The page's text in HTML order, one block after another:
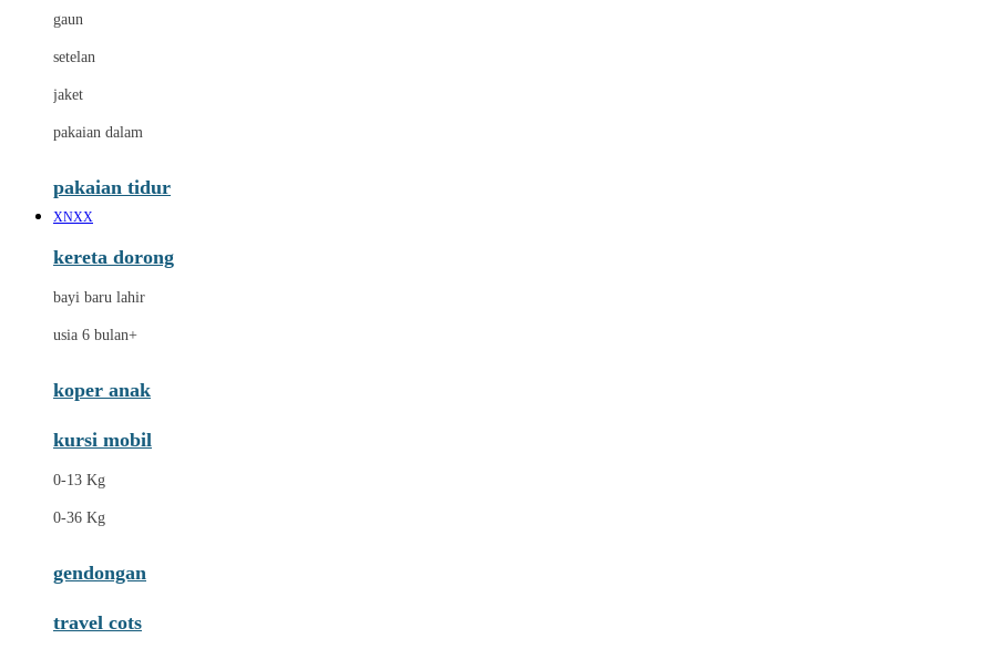
gaun
setelan
jaket
pakaian dalam
pakaian tidur
XNXX
kereta dorong
bayi baru lahir
usia 6 bulan+
koper anak
kursi mobil
0-13 Kg
0-36 Kg
gendongan
travel cots